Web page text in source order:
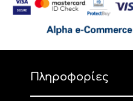
Πληροφορίες